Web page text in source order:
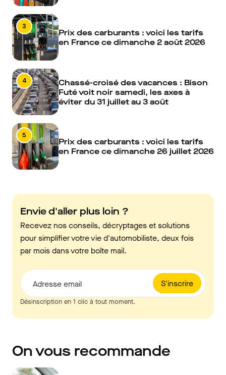
3
Prix des carburants : voici les tarifs
en France ce dimanche 2 août 2026
4
Chassé-croisé des vacances : Bison
Futé voit noir samedi, les axes à
éviter du 31 juillet au 3 août
5
Prix des carburants : voici les tarifs
en France ce dimanche 26 juillet 2026
Envie d'aller plus loin ?
Recevez nos conseils, décryptages et solutions
pour simplifier votre vie d'automobiliste, deux fois
par mois dans votre boîte mail.
S'inscrire
Adresse email
Désinscription en 1 clic à tout moment.
On vous recommande